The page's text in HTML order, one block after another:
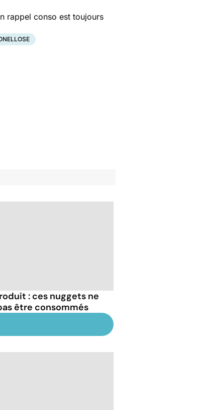
rappel conso est toujours
: ces nuggets ne
être consommés